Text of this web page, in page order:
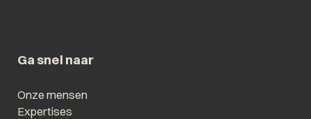
Ga snel naar
Onze mensen
Expertises